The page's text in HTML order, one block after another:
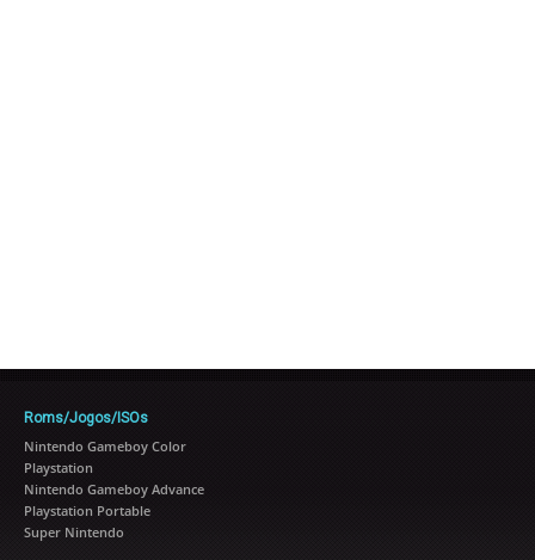
Roms/Jogos/ISOs
Nintendo Gameboy Color
Playstation
Nintendo Gameboy Advance
Playstation Portable
Super Nintendo